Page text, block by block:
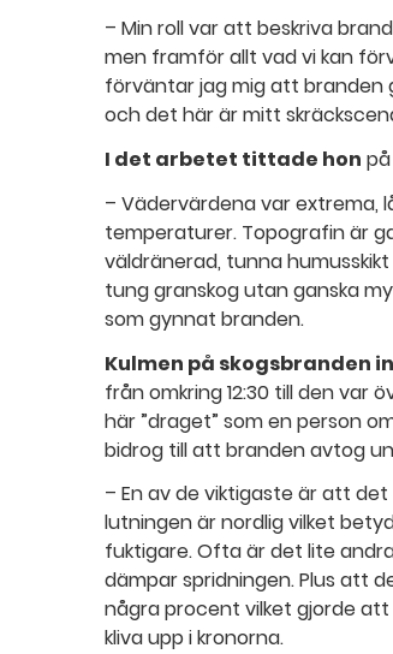
– Min roll var att beskriva
men framför allt vad vi kan
förväntar jag mig att branden
och det här är mitt
I det arbetet tittade hon
– Vädervärdena var
temperaturer. Topografin är
väldränerad, tunna
tung granskog utan ganska
som gynnat branden.
Kulmen på skogsbranden
från omkring 12:30 till den var
här ”draget” som en person
bidrog till att branden avtog
– En av de viktigaste är att
lutningen är nordlig vilket
fuktigare. Ofta är det lite
dämpar spridningen. Plus att
några procent vilket gjorde
kliva upp i kronorna.